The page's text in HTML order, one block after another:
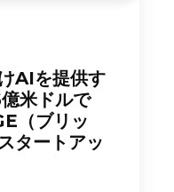
AIを提供す
米ドルで
（ブリッ
タートアッ